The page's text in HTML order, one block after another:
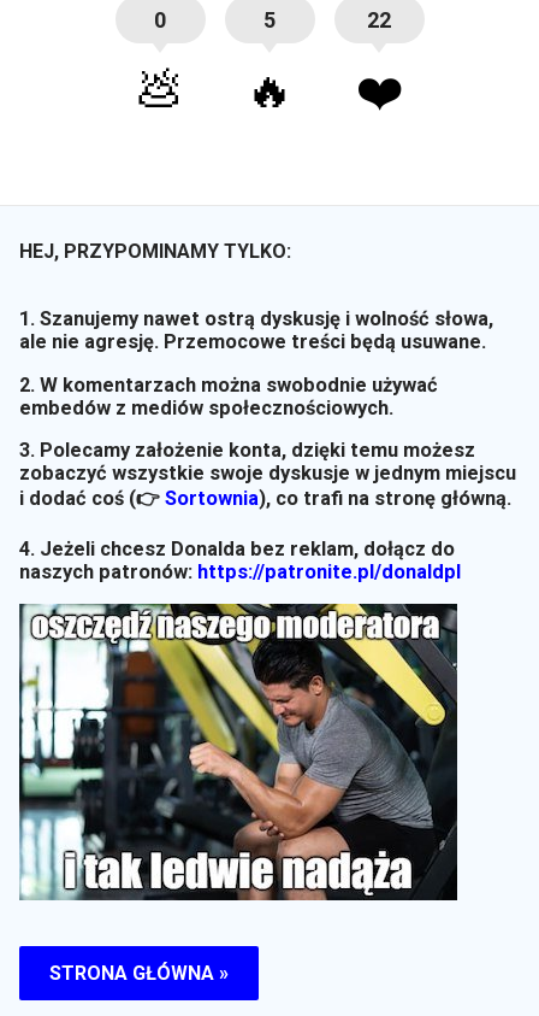
0
💩
5
🔥
22
❤️
HEJ, PRZYPOMINAMY TYLKO:
1. Szanujemy nawet ostrą dyskusję i wolność słowa,
ale nie agresję. Przemocowe treści będą usuwane.
2. W komentarzach można swobodnie używać
embedów z mediów społecznościowych.
3. Polecamy założenie konta, dzięki temu możesz
zobaczyć wszystkie swoje dyskusje w jednym miejscu
i dodać coś (👉 Sortownia), co trafi na stronę główną.
4. Jeżeli chcesz Donalda bez reklam, dołącz do
naszych patronów: https://patronite.pl/donaldpl
STRONA GŁÓWNA »